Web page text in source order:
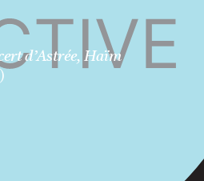
d’Astrée, Haïm